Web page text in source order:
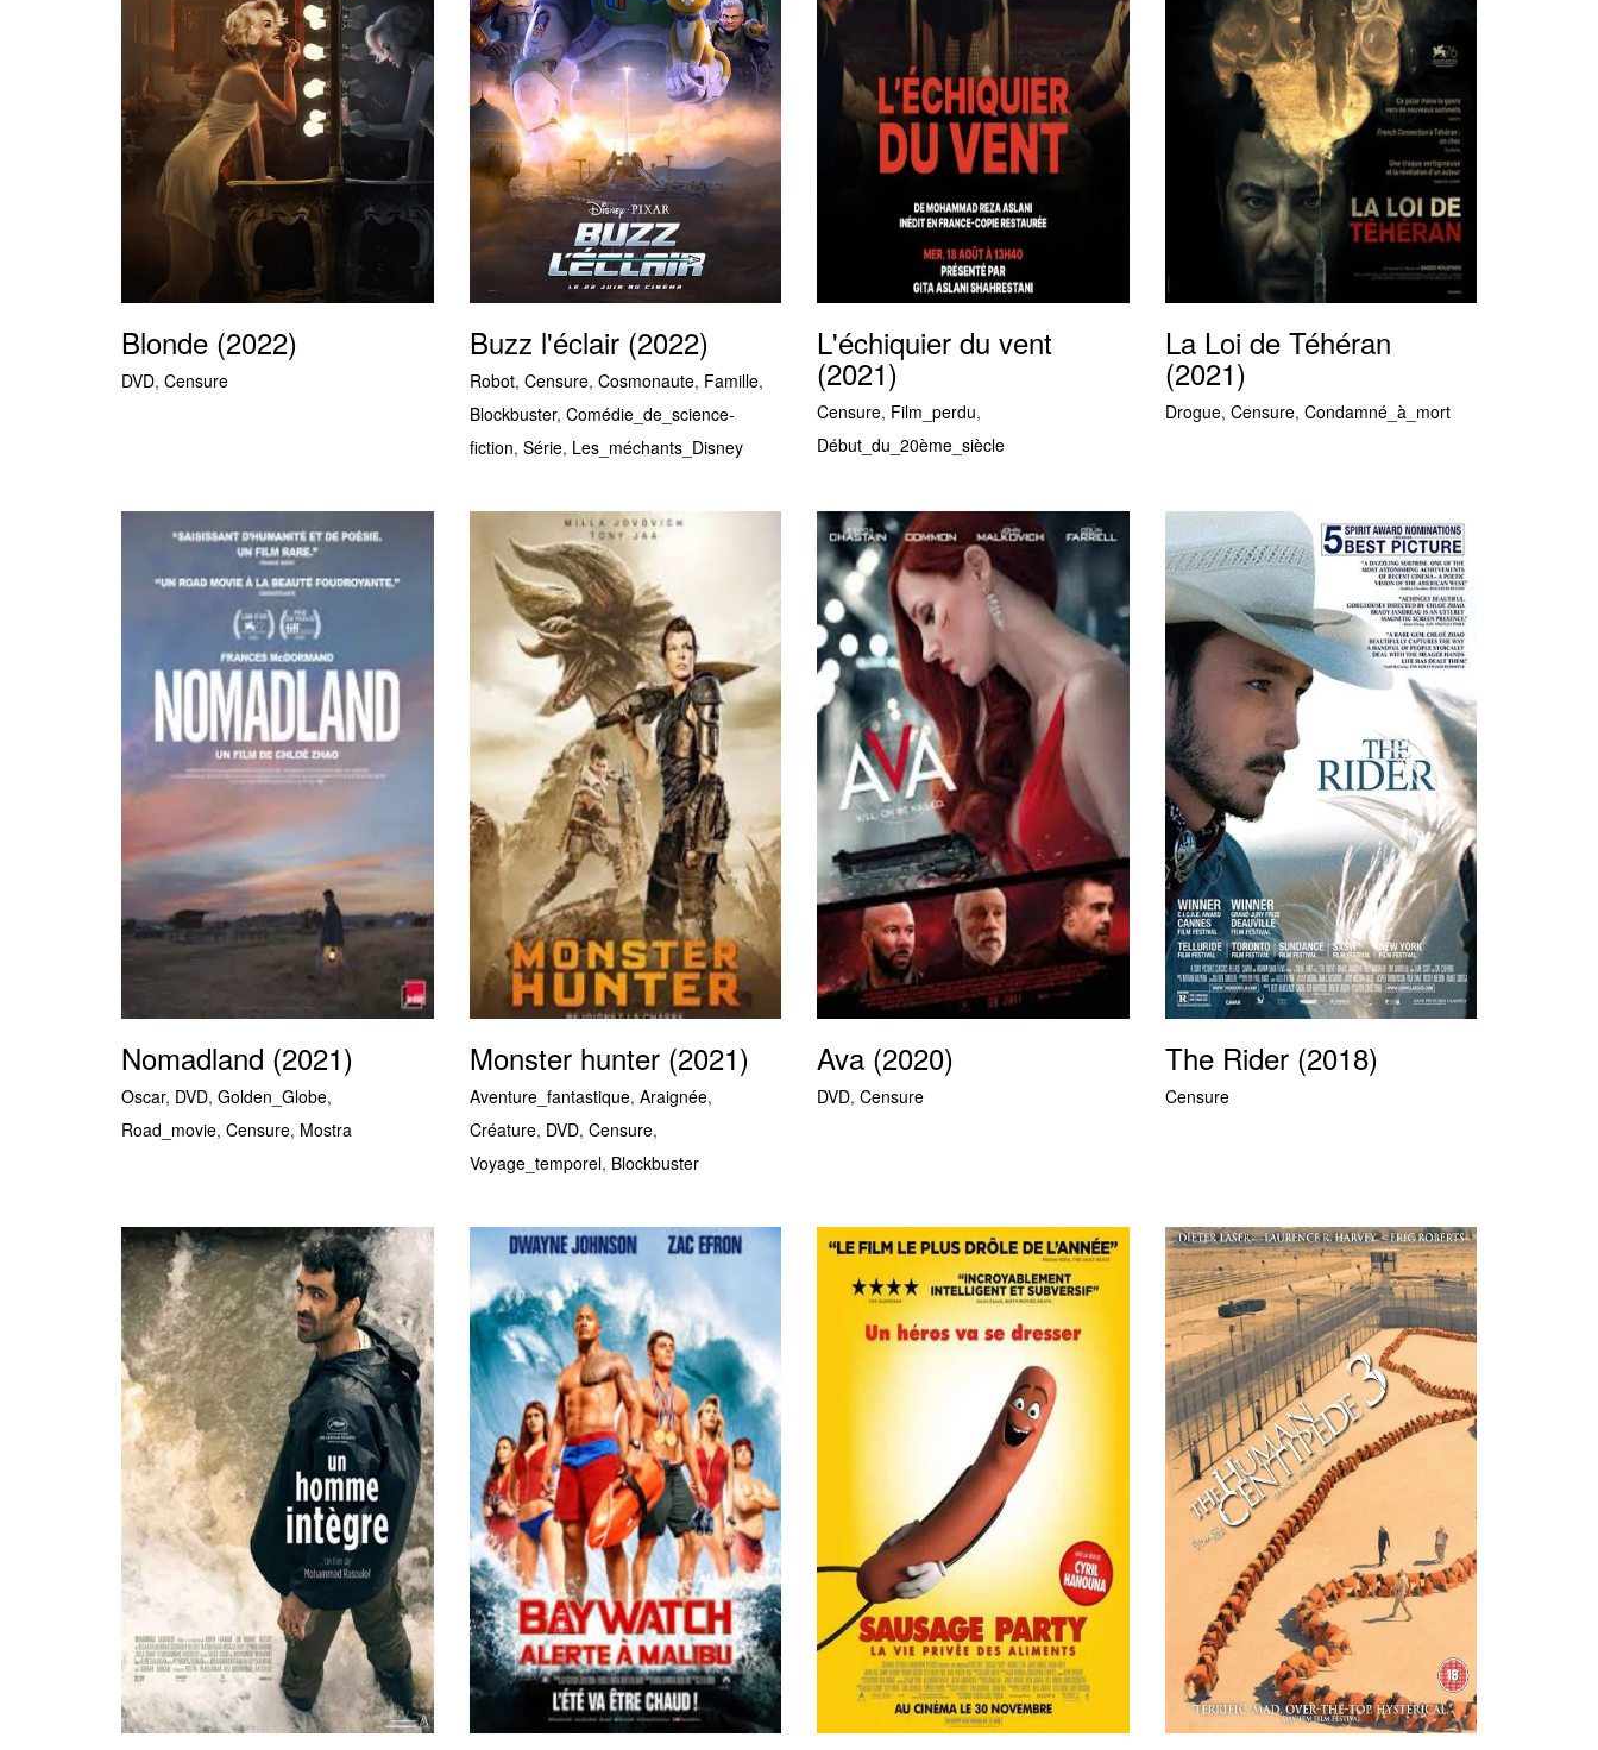
Blonde (2022)
DVD, Censure
Buzz l'éclair (2022)
Robot, Censure, Cosmonaute, Famille,
Blockbuster, Comédie_de_science-
fiction, Série, Les_méchants_Disney
L'échiquier du vent
(2021)
Censure, Film_perdu,
Début_du_20ème_siècle
La Loi de Téhéran
(2021)
Drogue, Censure, Condamné_à_mort
Nomadland (2021)
Oscar, DVD, Golden_Globe,
Road_movie, Censure, Mostra
Monster hunter (2021)
Aventure_fantastique, Araignée,
Créature, DVD, Censure,
Voyage_temporel, Blockbuster
Ava (2020)
DVD, Censure
The Rider (2018)
Censure